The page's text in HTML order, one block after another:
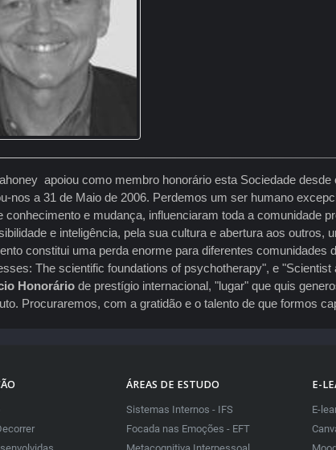
apoiou como membro honorário esta Sociedade
nos a 31 de Maio de 2006. Perdemos um ser humano
conhecimento e mudança, influenciaram toda a comunidade
e inteligência, pela sua cultura e abertura aos
constitui uma perda enorme para diferentes
The scientific foundations of psychotherapy", e
Honorário de prestígio internacional, "lugar" que quis
Procuraremos, com a gratidão e o talento de que formos
ÁREAS DE ESTUDO
Sistemas Internos - IFS
Focada nas Emoções - EFT
E-
E-